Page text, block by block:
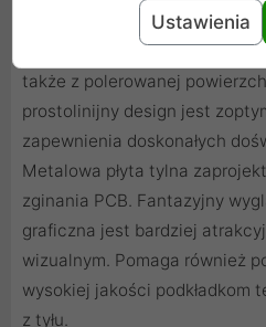
powietrza, aby
struktury pasków na każdej
także z polerowanej
prostolinijny design jest
zapewnienia doskonałych
Metalowa płyta tylna
zginania PCB. Fantazyjny
graficzna jest bardziej
wizualnym. Pomaga również
wysokiej jakości podkładkom
z tyłu.
Ustawienia